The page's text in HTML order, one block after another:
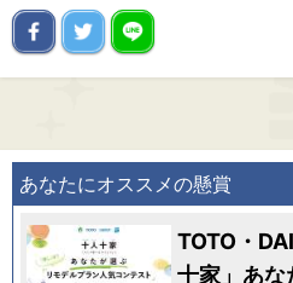
あなたにオススメの懸賞
TOTO・
十家」あな